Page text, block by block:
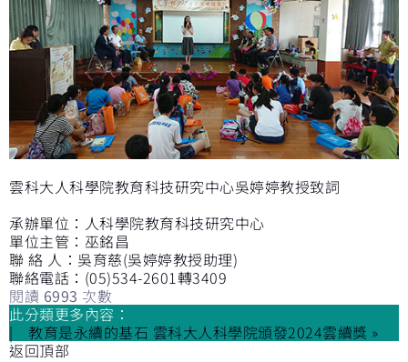
雲科大人科學院教育科技研究中心吳婷婷教授致詞
承辦單位：人科學院教育科技研究中心
單位主管：巫銘昌
聯 絡 人：吳育慈(吳婷婷教授助理)
聯絡電話：(05)534-2601轉3409
閱讀 6993 次數
此分類更多內容：
教育是永續的基石 雲科大人科學院頒發2024雲續獎 »
返回頂部